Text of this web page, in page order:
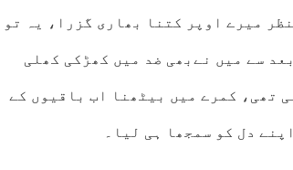
میرے اوپر کتنا بھاری گزرا، یہ تو
سے میں نےبھی ضد میں کھڑکی کھلی
تھی، کمرے میں بیٹھنا اب باقیوں کے
دل کو سمجھا ہی لیا۔